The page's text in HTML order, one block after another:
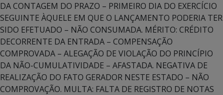
DA CONTAGEM DO PRAZO – PRIMEIRO DIA DO EXERCÍCIO
SEGUINTE ÀQUELE EM QUE O LANÇAMENTO PODERIA TER
SIDO EFETUADO – NÃO CONSUMADA. MÉRITO: CRÉDITO
DECORRENTE DA ENTRADA – COMPENSAÇÃO
COMPROVADA – ALEGAÇÃO DE VIOLAÇÃO DO PRINCÍPIO
DA NÃO-CUMULATIVIDADE – AFASTADA. NEGATIVA DE
REALIZAÇÃO DO FATO GERADOR NESTE ESTADO – NÃO
COMPROVAÇÃO. MULTA: FALTA DE REGISTRO DE NOTAS